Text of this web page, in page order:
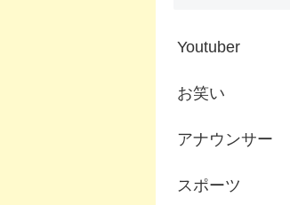
Youtuber
お笑い
アナウンサー
スポーツ